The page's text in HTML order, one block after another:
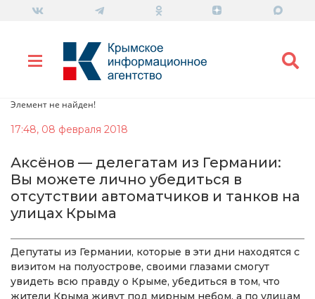
Элемент не найден!
17:48, 08 февраля 2018
Аксёнов — делегатам из Германии:
Вы можете лично убедиться в
отсутствии автоматчиков и танков на
улицах Крыма
Депутаты из Германии, которые в эти дни находятся с
визитом на полуострове, своими глазами смогут
увидеть всю правду о Крыме, убедиться в том, что
жители Крыма живут под мирным небом, а по улицам